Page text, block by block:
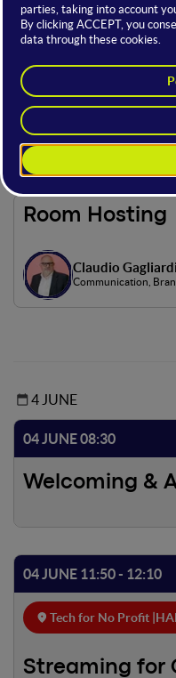
Tech for
In this stage, we
impact of nonprofit
data analysis, we
and engage supporters.
accessible and effective
and more resilient
Room Hosting
Claudio
Communication,
4 JUNE
04 JUNE 08:30
Welcoming &
04 JUNE 11:50 - 12:10
Tech for No Profit |
Streaming for